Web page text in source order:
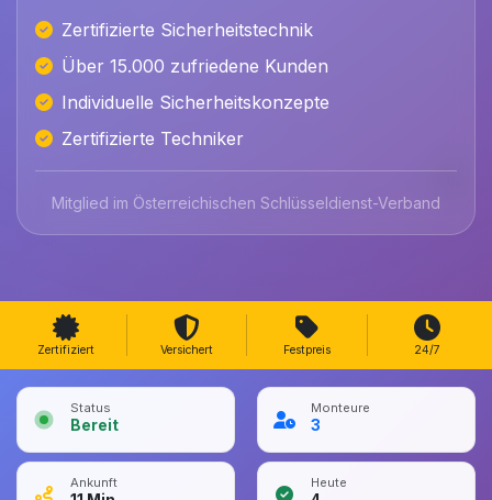
Zertifizierte Sicherheitstechnik
Über 15.000 zufriedene Kunden
Individuelle Sicherheitskonzepte
Zertifizierte Techniker
Mitglied im Österreichischen Schlüsseldienst-Verband
Zertifiziert Versichert Festpreis 24/7
Status
Bereit
Monteure
3
Ankunft Heute